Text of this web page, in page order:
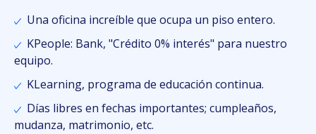
Una oficina increíble que ocupa un piso entero.
KPeople: Bank, "Crédito 0% interés" para nuestro
equipo.
KLearning, programa de educación continua.
Días libres en fechas importantes; cumpleaños,
mudanza, matrimonio, etc.